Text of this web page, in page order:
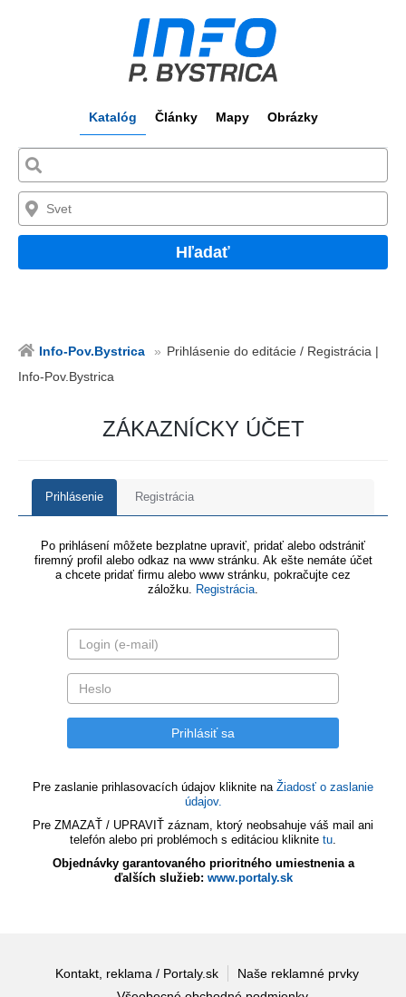
Katalóg Články Mapy Obrázky
Hľadať
Info-Pov.Bystrica
Prihlásenie do editácie / Registrácia |
Info-Pov.Bystrica
ZÁKAZNÍCKY ÚČET
Prihlásenie Registrácia
Po prihlásení môžete bezplatne upraviť, pridať alebo odstrániť
firemný profil alebo odkaz na www stránku. Ak ešte nemáte účet
a chcete pridať firmu alebo www stránku, pokračujte cez
záložku. Registrácia.
Pre zaslanie prihlasovacích údajov kliknite na Žiadosť o zaslanie
údajov.
Pre ZMAZAŤ / UPRAVIŤ záznam, ktorý neobsahuje váš mail ani
telefón alebo pri problémoch s editáciou kliknite tu.
Objednávky garantovaného prioritného umiestnenia a
ďalších služieb: www.portaly.sk
Kontakt, reklama / Portaly.sk
Naše reklamné prvky